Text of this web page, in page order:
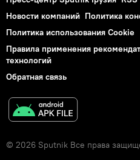
Новости компаний Политика
Политика использования Cookie
Правила применения
технологий
Обратная связь
© 2026 Sputnik Все права